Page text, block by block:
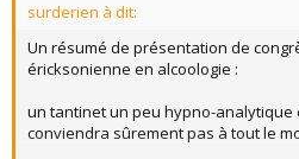
surderien à dit:
Un résumé de présentation de
éricksonienne en alcoologie :
un tantinet un peu hypno-analytique
conviendra sûrement pas à tout le